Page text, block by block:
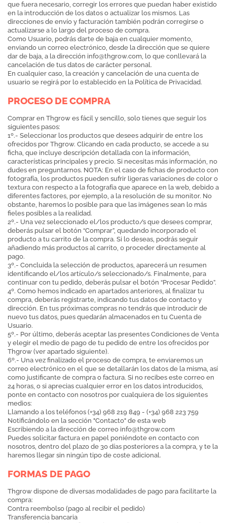
que fuera necesario, corregir los errores que puedan haber existido
en la introducción de los datos o actualizar los mismos. Las
direcciones de envío y facturación también podrán corregirse o
actualizarse a lo largo del proceso de compra.
Como Usuario, podrás darte de baja en cualquier momento,
enviando un correo electrónico, desde la dirección que se quiere
dar de baja, a la dirección info@thgrow.com, lo que conllevará la
cancelación de tus datos de carácter personal.
En cualquier caso, la creación y cancelación de una cuenta de
usuario se regirá por lo establecido en la Política de Privacidad.
PROCESO DE COMPRA
Comprar en Thgrow es fácil y sencillo, solo tienes que seguir los
siguientes pasos:
1º.- Seleccionar los productos que desees adquirir de entre los
ofrecidos por Thgrow. Clicando en cada producto, se accede a su
ficha, que incluye descripción detallada con la información,
características principales y precio. Si necesitas más información, no
dudes en preguntarnos. NOTA: En el caso de fichas de producto con
fotografía, los productos pueden sufrir ligeras variaciones de color o
textura con respecto a la fotografía que aparece en la web, debido a
diferentes factores, por ejemplo, a la resolución de su monitor. No
obstante, haremos lo posible para que las imágenes sean lo más
fieles posibles a la realidad.
2º.- Una vez seleccionado el/los producto/s que desees comprar,
deberás pulsar el botón “Comprar”, quedando incorporado el
producto a tu carrito de la compra. Si lo deseas, podrás seguir
añadiendo más productos al carrito, o proceder directamente al
pago.
3º.- Concluida la selección de productos, aparecerá un resumen
identificando el/los artículo/s seleccionado/s. Finalmente, para
continuar con tu pedido, deberás pulsar el botón “Procesar Pedido”.
4º. Como hemos indicado en apartados anteriores, al finalizar tu
compra, deberás registrarte, indicando tus datos de contacto y
dirección. En tus próximas compras no tendrás que introducir de
nuevo tus datos, pues quedarán almacenados en tu Cuenta de
Usuario.
5º.- Por último, deberás aceptar las presentes Condiciones de Venta
y elegir el medio de pago de tu pedido de entre los ofrecidos por
Thgrow (ver apartado siguiente).
6º.- Una vez finalizado el proceso de compra, te enviaremos un
correo electrónico en el que se detallarán los datos de la misma, así
como justificante de compra o factura. Si no recibes este correo en
24 horas, o si aprecias cualquier error en los datos introducidos,
ponte en contacto con nosotros por cualquiera de los siguientes
medios:
Llamando a los teléfonos (+34) 968 219 849 - (+34) 968 223 759
Notificándolo en la sección "Contacto" de esta web
Escribiendo a la dirección de correo info@thgrow.com
Puedes solicitar factura en papel poniéndote en contacto con
nosotros, dentro del plazo de 30 días posteriores a la compra, y te la
haremos llegar sin ningún tipo de coste adicional.
FORMAS DE PAGO
Thgrow dispone de diversas modalidades de pago para facilitarte la
compra:
Contra reembolso (pago al recibir el pedido)
Transferencia bancaria